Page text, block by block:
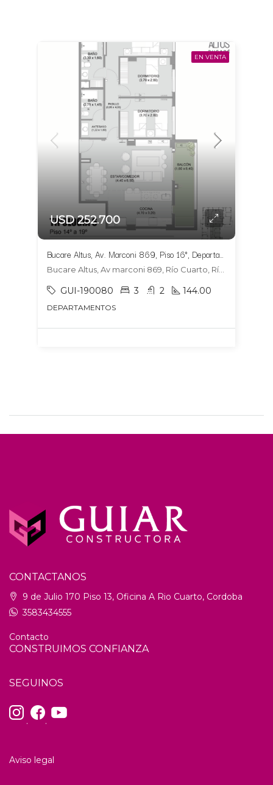
EN VENTA
USD 252.700
Bucare Altus, Av. Marconi 869, Piso 16°, Departamento 1604, Tipologia 6
Bucare Altus, Av marconi 869, Río Cuarto, Río Cuarto
GUI-190080 3 2 144.00
DEPARTAMENTOS
CONTACTANOS
9 de Julio 170 Piso 13, Oficina A Rio Cuarto, Cordoba
3583434555
Contacto
CONSTRUIMOS CONFIANZA
SEGUINOS
. .
Aviso legal